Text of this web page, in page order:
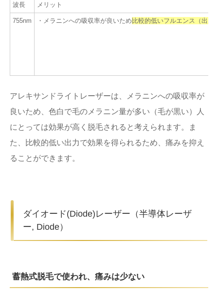
波長 メリット
755nm ・メラニンへの吸収率が良いため 比較的低いフルエンス（出力
アレキサンドライトレーザーは、メラニンへの吸収率が
良いため、色白で毛のメラニン量が多い（毛が黒い）人
にとっては効果が高く脱毛されると考えられます。ま
た、比較的低い出力で効果を得られるため、痛みを抑え
ることができます。
ダイオード(Diode)レーザー（半導体レーザ
ー, Diode）
蓄熱式脱毛で使われ、痛みは少ない